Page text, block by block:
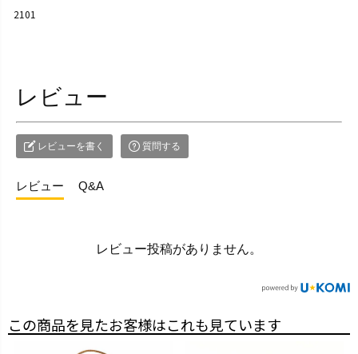
2101
レビュー
レビューを書く 質問する
レビュー Q&A
レビュー投稿がありません。
この商品を見たお客様はこれも見ています